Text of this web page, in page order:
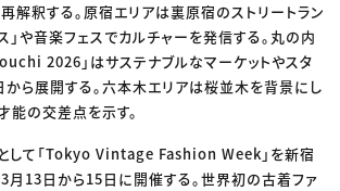
解釈する。原宿エリアは裏原宿のストリートラン
」や音楽フェスでカルチャーを発信する。丸の内
2026」はサステナブルなマーケットやスタ
から展開する。六本木エリアは桜並木を背景にし
能の交差点を示す。
して「Tokyo Vintage Fashion Week」を新宿
月13日から15日に開催する。世界初の古着ファ